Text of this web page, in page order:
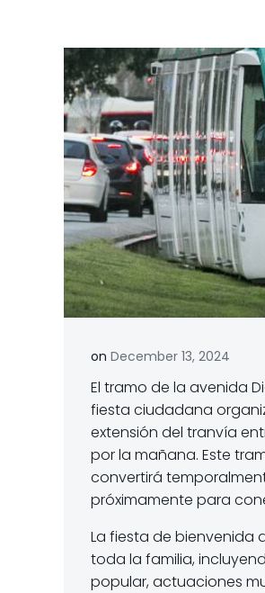
on December 13, 2024
El tramo de la avenida
fiesta ciudadana
extensión del tranvía
por la mañana. Este
convertirá
próximamente para
La fiesta de bienvenida
toda la familia,
popular, actuaciones